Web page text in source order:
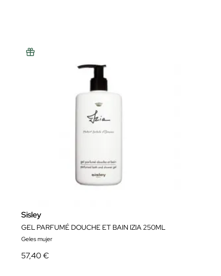
Sisley
GEL PARFUMÉ DOUCHE ET BAIN IZIA 250ML
Geles mujer
57,40 €